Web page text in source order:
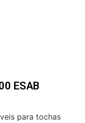
ESAB
para tochas